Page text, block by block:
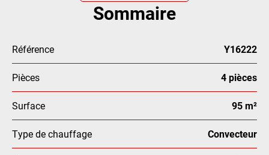
Sommaire
Référence Y16222
Pièces 4 pièces
Surface 95 m²
Type de chauffage Convecteur